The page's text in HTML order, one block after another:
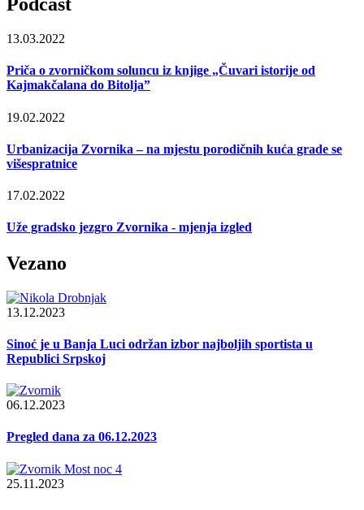
Podcast
13.03.2022
Priča o zvorničkom soluncu iz knjige „Čuvari istorije od
Kajmakčalana do Bitolja”
19.02.2022
Urbanizacija Zvornika – na mjestu porodičnih kuća grade se
višespratnice
17.02.2022
Uže gradsko jezgro Zvornika - mjenja izgled
Vezano
13.12.2023
Sinoć je u Banja Luci održan izbor najboljih sportista u
Republici Srpskoj
06.12.2023
Pregled dana za 06.12.2023
25.11.2023